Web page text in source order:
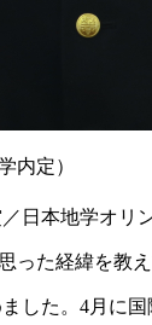
内定）
日本地学オリ
った経緯を教え
した。4月に